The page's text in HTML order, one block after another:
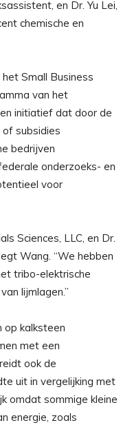
en Dr. Yu Lei,
chemische en
Small Business
van het
initiatief dat door de
subsidies
bedrijven
onderzoeks- en
voor
Sciences, LLC, en Dr.
Wang. “We hebben
tribo-elektrische
lijmlagen.”
op kalksteen
met een
ook de
uit in vergelijking met
omdat sommige kleine
energie, zoals